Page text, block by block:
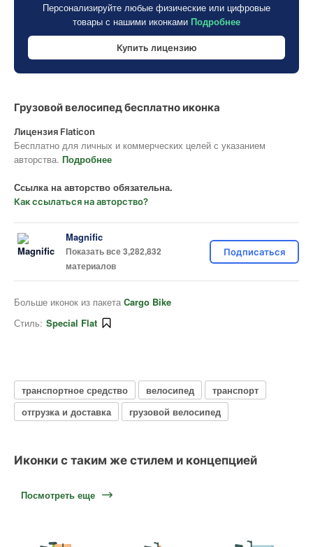
Персонализируйте любые физические или цифровые
товары с нашими иконками Подробнее
Купить лицензию
Грузовой велосипед бесплатно иконка
Лицензия Flaticon
Бесплатно для личных и коммерческих целей с указанием
авторства. Подробнее
Ссылка на авторство обязательна.
Как ссылаться на авторство?
Magnific
Показать все 3,282,832
материалов
Подписаться
Больше иконок из пакета Cargo Bike
Стиль: Special Flat
транспортное средство велосипед
транспорт
отгрузка и доставка
грузовой велосипед
Иконки с таким же стилем и концепцией
Посмотреть еще